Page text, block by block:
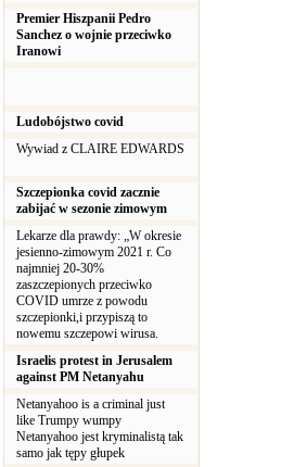
Premier Hiszpanii Pedro
Sanchez o wojnie przeciwko
Iranowi
Ludobójstwo covid
Wywiad z CLAIRE EDWARDS
Szczepionka covid zacznie
zabijać w sezonie zimowym
Lekarze dla prawdy: „W okresie
jesienno-zimowym 2021 r. Co
najmniej 20-30%
zaszczepionych przeciwko
COVID umrze z powodu
szczepionki,i przypiszą to
nowemu szczepowi wirusa.
Israelis protest in Jerusalem
against PM Netanyahu
Netanyahoo is a criminal just
like Trumpy wumpy
Netanyahoo jest kryminalistą tak
samo jak tępy głupek